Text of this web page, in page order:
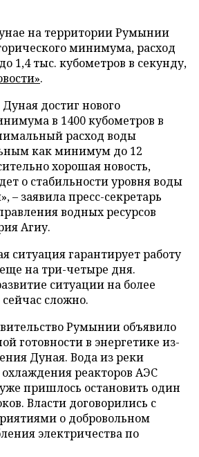
на территории Румынии
минимума, расход
1,4 тыс. кубометров в секунду,
.
достиг нового
в 1400 кубометров в
расход воды
как минимум до 12
хорошая новость,
о стабильности уровня воды
– заявила пресс-секретарь
водных ресурсов
Агиу.
ситуация гарантирует работу
на три-четыре дня.
ситуации на более
сложно.
Румынии объявило
готовности в энергетике из-
Дуная. Вода из реки
охлаждения реакторов АЭС
пришлось остановить один
Власти договорились с
о добровольном
электричества по